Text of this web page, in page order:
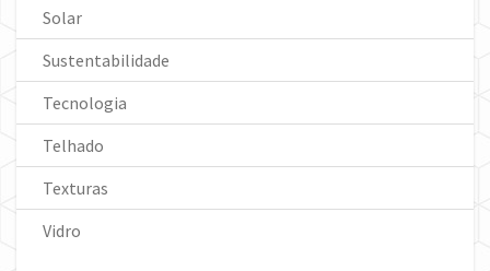
Solar
Sustentabilidade
Tecnologia
Telhado
Texturas
Vidro